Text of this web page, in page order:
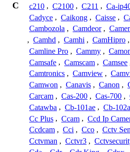
C c210 , C2100 , C211 , Ca-
Cadyce , Caikong , Caisse ,
Cambozola , Camdeor ,
, Camhd , Camhi , CamHipro ,
Camline Pro , Cammy ,
Camsafe , Camscam , Camsee
Camtronics , Camview ,
Camwon , Canavis , Canon ,
Carcam , Cas-200 , Cas-700 ,
Catawba , Cb-101ae , Cb-
Cc Plus , Ccam , Ccd Ip
Ccdcam , Cci , Cco , Cctv
Cctvman , Cctvr3 ,